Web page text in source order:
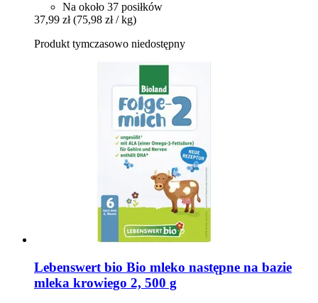
Na około 37 posiłków
37,99 zł (75,98 zł / kg)
Produkt tymczasowo niedostępny
Lebenswert bio Bio mleko następne na bazie
mleka krowiego 2, 500 g